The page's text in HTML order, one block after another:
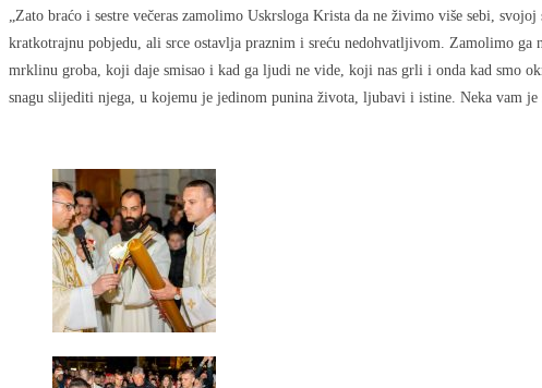
„Zato braćo i sestre večeras zamolimo Uskrsloga Krista da ne živimo više sebi,
kratkotrajnu pobjedu, ali srce ostavlja praznim i sreću nedohvatljivom. Zamolimo
mrklinu groba, koji daje smisao i kad ga ljudi ne vide, koji nas grli i onda kad smo
snagu slijediti njega, u kojemu je jedinom punina života, ljubavi i istine. Neka vam